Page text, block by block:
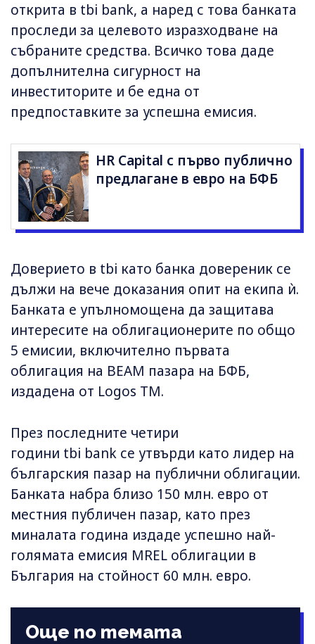
открита в tbi bank, а наред с това банката
проследи за целевото изразходване на
събраните средства. Всичко това даде
допълнителна сигурност на
инвеститорите и бе една от
предпоставките за успешна емисия.
HR Capital с първо публично
предлагане в евро на БФБ
Доверието в tbi като банка довереник се
дължи на вече доказания опит на екипа ѝ.
Банката е упълномощена да защитава
интересите на облигационерите по общо
5 емисии, включително първата
облигация на BEAM пазара на БФБ,
издадена от Logos TM.
През последните четири
години tbi bank се утвърди като лидер на
българския пазар на публични облигации.
Банката набра близо 150 млн. евро от
местния публичен пазар, като през
миналата година издаде успешно най-
голямата емисия MREL облигации в
България на стойност 60 млн. евро.
Още по темата